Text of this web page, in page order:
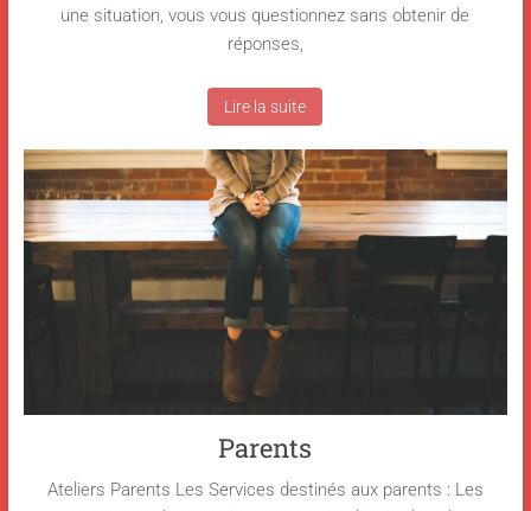
une situation, vous vous questionnez sans obtenir de
réponses,
Lire la suite
Parents
Ateliers Parents Les Services destinés aux parents : Les